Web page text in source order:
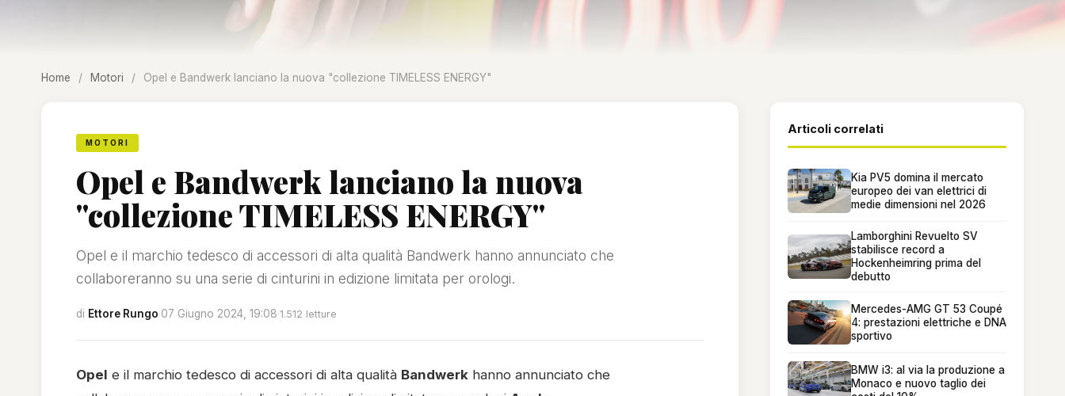
Home / Motori / Opel e Bandwerk lanciano la nuova "collezione TIMELESS ENERGY"
MOTORI
Opel e Bandwerk lanciano la nuova
"collezione TIMELESS ENERGY"
Opel e il marchio tedesco di accessori di alta qualità Bandwerk hanno annunciato che
collaboreranno su una serie di cinturini in edizione limitata per orologi.
di Ettore Rungo·07 Giugno 2024, 19:08·1.512 letture
Opel e il marchio tedesco di accessori di alta qualità Bandwerk hanno annunciato che
Articoli correlati
Kia PV5 domina il mercato
europeo dei van elettrici di
medie dimensioni nel 2026
Lamborghini Revuelto SV
stabilisce record a
Hockenheimring prima del
debutto
Mercedes-AMG GT 53 Coupé
4: prestazioni elettriche e DNA
sportivo
BMW i3: al via la produzione a
Monaco e nuovo taglio dei